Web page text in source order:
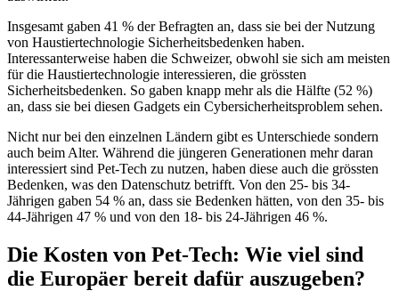
Insgesamt gaben 41 % der Befragten an, dass sie bei der Nutzung
von Haustiertechnologie Sicherheitsbedenken haben.
Interessanterweise haben die Schweizer, obwohl sie sich am meisten
für die Haustiertechnologie interessieren, die grössten
Sicherheitsbedenken. So gaben knapp mehr als die Hälfte (52 %)
an, dass sie bei diesen Gadgets ein Cybersicherheitsproblem sehen.
Nicht nur bei den einzelnen Ländern gibt es Unterschiede sondern
auch beim Alter. Während die jüngeren Generationen mehr daran
interessiert sind Pet-Tech zu nutzen, haben diese auch die grössten
Bedenken, was den Datenschutz betrifft. Von den 25- bis 34-
Jährigen gaben 54 % an, dass sie Bedenken hätten, von den 35- bis
44-Jährigen 47 % und von den 18- bis 24-Jährigen 46 %.
Die Kosten von Pet-Tech: Wie viel sind
die Europäer bereit dafür auszugeben?